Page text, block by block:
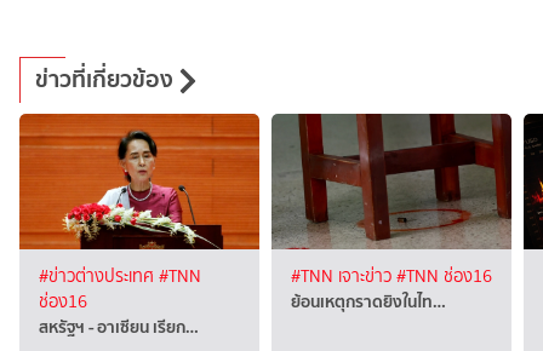
ข่าวที่เกี่ยวข้อง
#ข่าวต่างประเทศ #TNN
ช่อง16
สหรัฐฯ - อาเซียน เรียก…
#TNN เจาะข่าว#TNN ช่อง16
ย้อนเหตุกราดยิงในไท…